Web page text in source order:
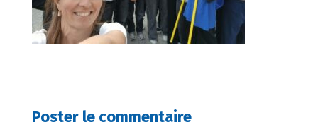
Poster le commentaire